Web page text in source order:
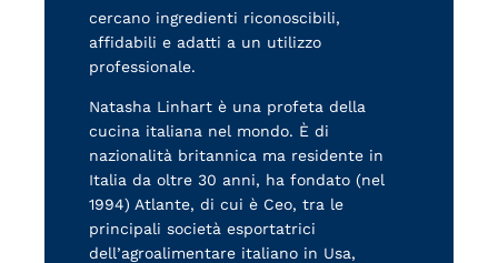
cercano ingredienti riconoscibili,
affidabili e adatti a un utilizzo
professionale.
Natasha Linhart è una profeta della
cucina italiana nel mondo. È di
nazionalità britannica ma residente in
Italia da oltre 30 anni, ha fondato (nel
1994) Atlante, di cui è Ceo, tra le
principali società esportatrici
dell’agroalimentare italiano in Usa,